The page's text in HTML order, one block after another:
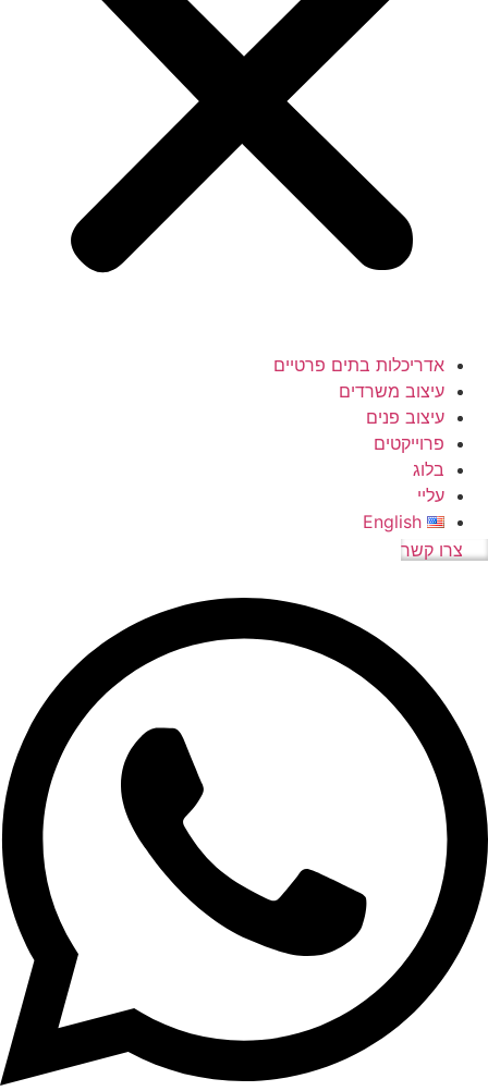
אדריכלות בתים פרטיים
עיצוב משרדים
עיצוב פנים
פרוייקטים
בלוג
עליי
English
צרו קשר